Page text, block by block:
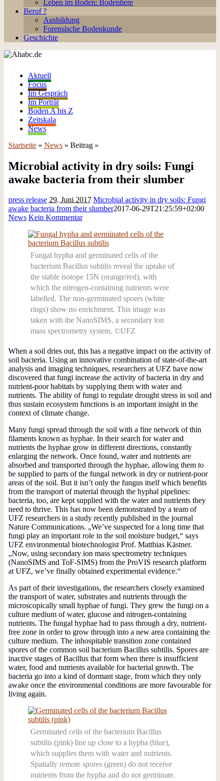
Leben im Boden: Bodentiere
Beruf ?
Ausbildung
Forensische Bodenkunde
Geschichte
Aktuell
Focus
Im Gespräch
Im Porträt
Boden A bis Z
Zeitskala
News
Startseite» News» Beitrag »
Microbial activity in dry soils: Fungi
awake bacteria from their slumber
press release 29. Juni 2017 Microbial activity in dry soils: Fungi
awake bacteria from their slumber2017-06-29T21:25:59+02:00
News Kein Kommentar
Fungal hypha and germinated cells of the
bacterium Bacillus subtilis reveal the uptake of
the stable isotope 15N (orange/red), with
which the nitrogen-containing nutrients were
labelled. The non-germinated spores (white
rings) show no enrichment. This image was
taken with the NanoSIMS, a secondary ion
mass spectrometry system. ©UFZ
When a soil dries out, this has a negative impact on the activity of
soil bacteria. Using an innovative combination of state-of-the-art
analysis and imaging techniques, researchers at UFZ have now
discovered that fungi increase the activity of bacteria in dry and
nutrient-poor habitats by supplying them with water and
nutrients. The ability of fungi to regulate drought stress in soil and
thus sustain ecosystem functions is an important insight in the
context of climate change.
Many fungi spread through the soil with a fine network of thin
filaments known as hyphae. In their search for water and
nutrients the hyphae grow in different directions, constantly
enlarging the network. Once found, water and nutrients are
absorbed and transported through the hyphae, allowing them to
be supplied to parts of the fungal network in dry or nutrient-poor
areas of the soil. But it isn’t only the fungus itself which benefits
from the transport of material through the hyphal pipelines:
bacteria, too, are kept supplied with the water and nutrients they
need to thrive. This has now been demonstrated by a team of
UFZ researchers in a study recently published in the journal
Nature Communications. „We’ve suspected for a long time that
fungi play an important role in the soil moisture budget,“ says
UFZ environmental biotechnologist Prof. Matthias Kästner.
„Now, using secondary ion mass spectrometry techniques
(NanoSIMS and ToF-SIMS) from the ProVIS research platform
at UFZ, we’ve finally obtained experimental evidence.“
As part of their investigations, the researchers closely examined
the transport of water, substrates and nutrients through the
microscopically small hyphae of fungi. They grew the fungi on a
culture medium of water, glucose and nitrogen-containing
nutrients. The fungal hyphae had to pass through a dry, nutrient-
free zone in order to grow through into a new area containing the
culture medium. The inhospitable transition zone contained
spores of the common soil bacterium Bacillus subtilis. Spores are
inactive stages of Bacillus that form when there is insufficient
water, food and nutrients available for bacterial growth. The
bacteria go into a kind of dormant stage, from which they only
awake once the environmental conditions are more favourable for
living again.
Germinated cells of the bacterium Bacillus
subtilis (pink) line up close to a hypha (blue),
which supplies them with water and nutrients.
Spatially remote spores (green) do not receive
nutrients from the hypha and do not germinate.